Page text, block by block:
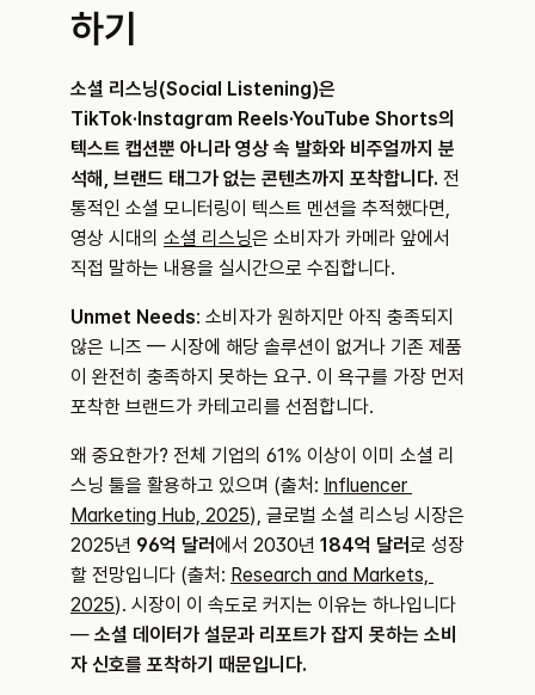
하기
소셜 리스닝(Social Listening)은
TikTok·Instagram Reels·YouTube Shorts의
텍스트 캡션뿐 아니라 영상 속 발화와 비주얼까지 분
석해, 브랜드 태그가 없는 콘텐츠까지 포착합니다. 전
통적인 소셜 모니터링이 텍스트 멘션을 추적했다면,
영상 시대의 소셜 리스닝은 소비자가 카메라 앞에서
직접 말하는 내용을 실시간으로 수집합니다.
Unmet Needs: 소비자가 원하지만 아직 충족되지
않은 니즈 — 시장에 해당 솔루션이 없거나 기존 제품
이 완전히 충족하지 못하는 요구. 이 욕구를 가장 먼저
포착한 브랜드가 카테고리를 선점합니다.
왜 중요한가? 전체 기업의 61% 이상이 이미 소셜 리
스닝 툴을 활용하고 있으며 (출처: Influencer
Marketing Hub, 2025), 글로벌 소셜 리스닝 시장은
2025년 96억 달러에서 2030년 184억 달러로 성장
할 전망입니다 (출처: Research and Markets,
2025). 시장이 이 속도로 커지는 이유는 하나입니다
— 소셜 데이터가 설문과 리포트가 잡지 못하는 소비
자 신호를 포착하기 때문입니다.